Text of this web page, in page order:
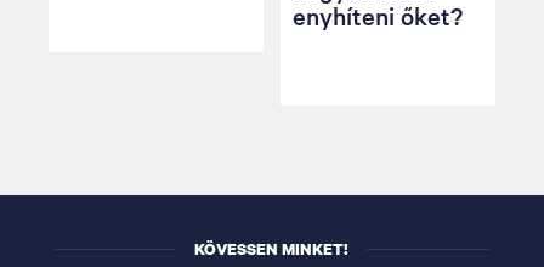
enyhíteni őket?
KÖVESSEN MINKET!